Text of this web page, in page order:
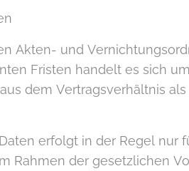
Akten- und
Fristen handelt es sich
dem Vertragsverhältnis
erfolgt in der Regel nur
Rahmen der gesetzlichen